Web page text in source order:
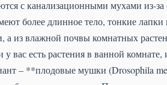
с канализационными мухами из-
более длинное тело, тонкие
а из влажной почвы комнатных
вас есть растения в ванной
– **плодовые мушки (Drosophila